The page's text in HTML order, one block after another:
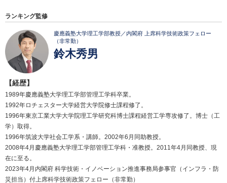
ランキング監修
慶應義塾大学理工学部教授／内閣府 上席科学技術政策フェロー
（非常勤）
鈴木秀男
【経歴】
1989年慶應義塾大学理工学部管理工学科卒業。
1992年ロチェスター大学経営大学院修士課程修了。
1996年東京工業大学大学院理工学研究科博士課程経営工学専攻修了。博士（工
学）取得。
1996年筑波大学社会工学系・講師。2002年6月同助教授。
2008年4月慶應義塾大学理工学部管理工学科・准教授。2011年4月同教授、現
在に至る。
2023年4月内閣府 科学技術・イノベーション推進事務局参事官（インフラ・防
災担当）付上席科学技術政策フェロー（非常勤）